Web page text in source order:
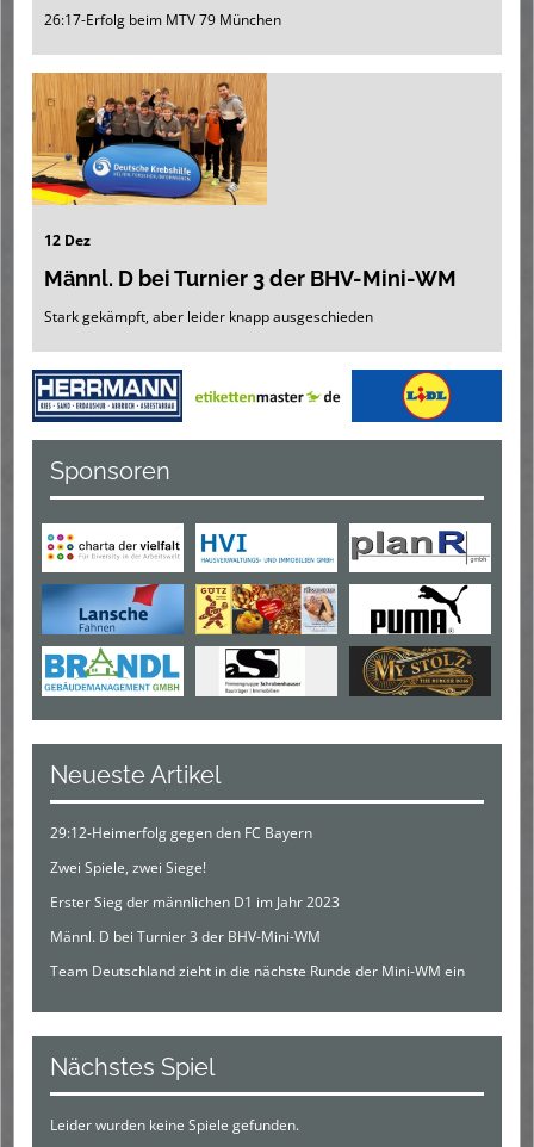
26:17-Erfolg beim MTV 79 München
12 Dez
Männl. D bei Turnier 3 der BHV-Mini-WM
Stark gekämpft, aber leider knapp ausgeschieden
Sponsoren
Neueste Artikel
29:12-Heimerfolg gegen den FC Bayern
Zwei Spiele, zwei Siege!
Erster Sieg der männlichen D1 im Jahr 2023
Männl. D bei Turnier 3 der BHV-Mini-WM
Team Deutschland zieht in die nächste Runde der Mini-WM ein
Nächstes Spiel
Leider wurden keine Spiele gefunden.